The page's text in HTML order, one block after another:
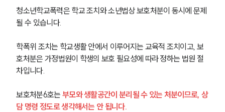
청소년학교폭력은 학교 조치와 소년법상 보호처분이 동시에 문제
될 수 있습니다.
학폭위 조치는 학교생활 안에서 이루어지는 교육적 조치이고, 보
호처분은 가정법원이 학생의 보호 필요성에 따라 정하는 법원 절
차입니다.
보호처분6호는 부모와 생활공간이 분리될 수 있는 처분이므로, 상
담 명령 정도로 생각해서는 안 됩니다.